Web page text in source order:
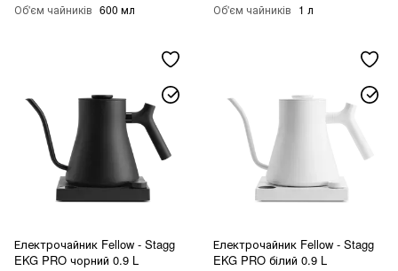
Об'єм чайників 600 мл Об'єм чайників 1 л
Електрочайник Fellow - Stagg
EKG PRO чорний 0.9 L
Електрочайник Fellow - Stagg
EKG PRO білий 0.9 L